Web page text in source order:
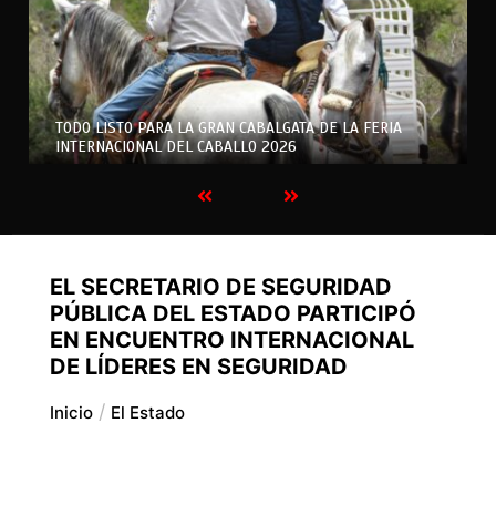
TODO LISTO PARA LA GRAN CABALGATA DE LA FERIA
INTERNACIONAL DEL CABALLO 2026
EL SECRETARIO DE SEGURIDAD
PÚBLICA DEL ESTADO PARTICIPÓ
EN ENCUENTRO INTERNACIONAL
DE LÍDERES EN SEGURIDAD
Inicio El Estado